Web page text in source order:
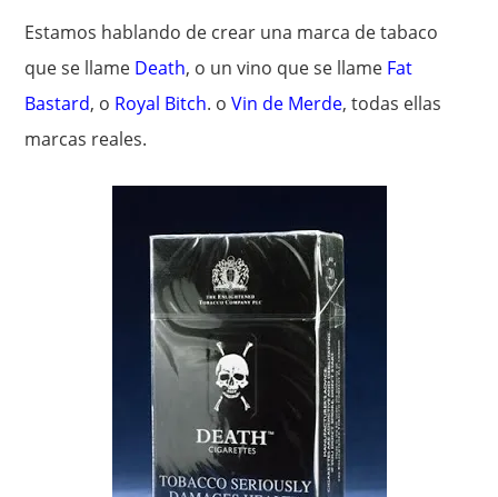
Estamos hablando de crear una marca de tabaco
que se llame Death, o un vino que se llame Fat
Bastard, o Royal Bitch. oVin de Merde, todas ellas
marcas reales.